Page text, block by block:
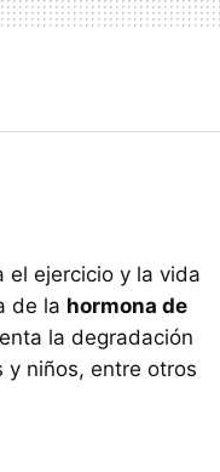
el ejercicio y la vida
de la hormona de
la degradación
y niños, entre otros